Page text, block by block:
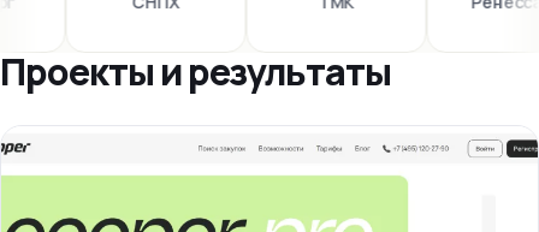
Проекты и результаты